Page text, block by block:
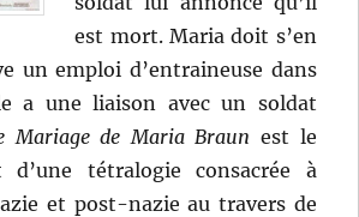
est mort. Maria doit s’en
un emploi d’entraineuse dans
a une liaison avec un soldat
Mariage de Maria Braun est le
d’une tétralogie consacrée à
et post-nazie au travers de